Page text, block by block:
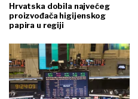
Hrvatska dobila najvećeg
proizvođača higijenskog
papira u regiji